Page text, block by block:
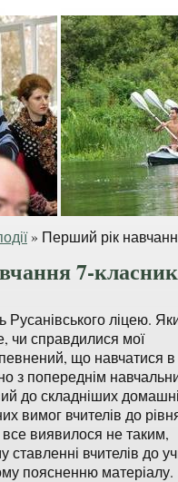
» Перший рік
7-
Русанівського ліцею.
чи справдилися мої
що навчатися в
з попереднім
до складніших
вимог вчителів до
виявилося не таким,
вчителів до
поясненню матеріалу.